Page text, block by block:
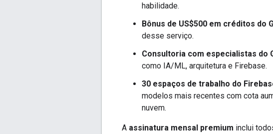
habilidade.
Bônus de US$500 em créditos do
desse serviço.
Consultoria com especialistas do
como IA/ML, arquitetura e Firebase.
30 espaços de trabalho do
modelos mais recentes com cota
nuvem.
A assinatura mensal premium inclui